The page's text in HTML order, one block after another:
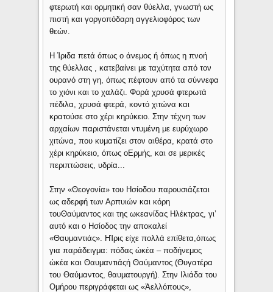
φτερωτή και ορμητική σαν θύελλα, γνωστή ως
πιστή και γοργοπόδαρη αγγελιοφόρος των
θεών.
Η Ίριδα πετά όπως ο άνεμος ή όπως η πνοή
της θύελλας , κατεβαίνει με ταχύτητα από τον
ουρανό στη γη, όπως πέφτουν από τα σύννεφα
το χιόνι και το χαλάζι. Φορά χρυσά φτερωτά
πέδιλα, χρυσά φτερά, κοντό χιτώνα και
κρατούσε στο χέρι κηρύκειο. Στην τέχνη των
αρχαίων παριστάνεται ντυμένη με ευρύχωρο
χιτώνα, που κυματίζει στον αιθέρα, κρατά στο
χέρι κηρύκειο, όπως οΕρμής, και σε μερικές
περιπτώσεις, υδρία...
Στην «Θεογονία» του Ησίοδου παρουσιάζεται
ως αδερφή των Αρπυιών και κόρη
τουΘαύμαντος και της ωκεανίδας Ηλέκτρας, γι’
αυτό και ο Ησίοδος την αποκαλεί
«Θαυμαντιάς». HΊρις είχε πολλά επίθετα,όπως
για παράδειγμα: πόδας ὠκέα – ποδήνεμος
ὠκέα και Θαυμαντιάςή Θαύμαντος (Θυγατέρα
του Θαύμαντος, θαυματουργή). Στην Ιλιάδα του
Ομήρου περιγράφεται ως «Ἀελλόπους»,